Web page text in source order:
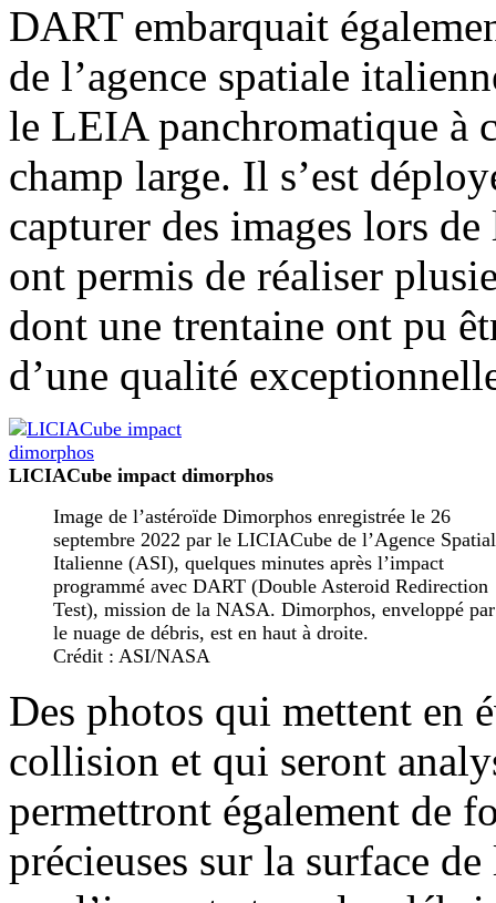
DART embarquait
de l’agence spatiale
le LEIA panchromatique à
champ large. Il s’est
capturer des images lors
ont permis de réaliser
dont une trentaine ont pu
d’une qualité
LICIACube impact dimorphos
Image de l’astéroïde Dimorphos enregistrée le 26
septembre 2022 par le LICIACube de l’Agence
Italienne (ASI), quelques minutes après l’impact
programmé avec DART (Double Asteroid Redirection
Test), mission de la NASA. Dimorphos, enveloppé par
le nuage de débris, est en haut à droite.
Crédit : ASI/NASA
Des photos qui mettent en
collision et qui seront
permettront également de
précieuses sur la surface